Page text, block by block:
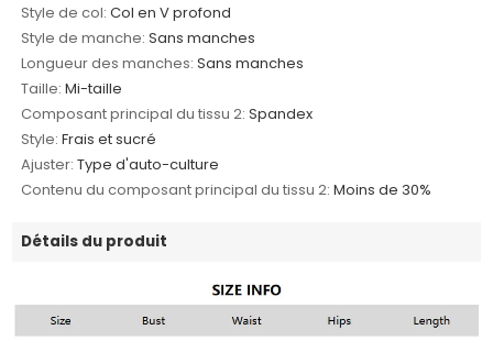
Style de col: Col en V profond
Style de manche: Sans manches
Longueur des manches: Sans manches
Taille: Mi-taille
Composant principal du tissu 2: Spandex
Style: Frais et sucré
Ajuster: Type d'auto-culture
Contenu du composant principal du tissu 2: Moins de 30%
Détails du produit